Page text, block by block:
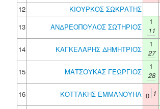
12
ΚΙΟΥΡΚΟΣ ΣΩΚΡΑΤΗΣ
13
ΑΝΔΡΕΟΠΟΥΛΟΣ ΣΩΤΗΡΙΟΣ
1
11
14 ΚΑΓΚΕΛΑΡΗΣ ΔΗΜΗΤΡΙΟΣ
1
27
15
ΜΑΤΣΟΥΚΑΣ ΓΕΩΡΓΙΟΣ
1
28
16
ΚΟΤΤΑΚΗΣ ΕΜΜΑΝΟΥΗΛ 0 1